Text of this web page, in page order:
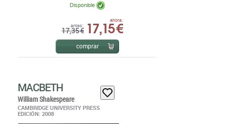
antes:
17,35 €
ahora:
17,15 €
Disponible
comprar
MACBETH
William Shakespeare
CAMBRIDGE UNIVERSITY PRESS
EDICIÓN: 2008